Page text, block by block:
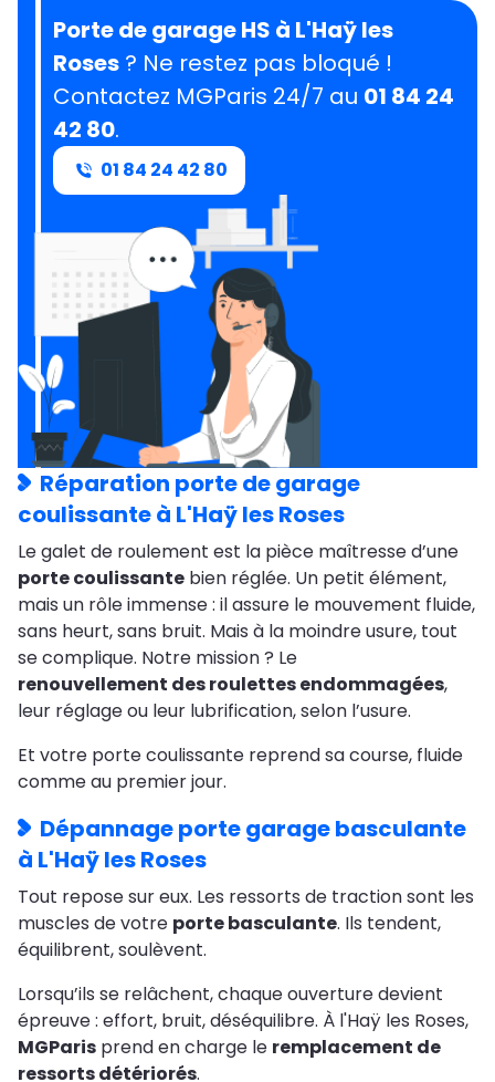
Porte de garage HS à L'Haÿ les
Roses ? Ne restez pas bloqué !
Contactez MGParis 24/7 au 01 84 24
42 80.
01 84 24 42 80
Réparation porte de garage
coulissante à L'Haÿ les Roses
Le galet de roulement est la pièce maîtresse d’une
porte coulissante bien réglée. Un petit élément,
mais un rôle immense : il assure le mouvement fluide,
sans heurt, sans bruit. Mais à la moindre usure, tout
se complique. Notre mission ? Le
renouvellement des roulettes endommagées,
leur réglage ou leur lubrification, selon l’usure.
Et votre porte coulissante reprend sa course, fluide
comme au premier jour.
Dépannage porte garage basculante
à L'Haÿ les Roses
Tout repose sur eux. Les ressorts de traction sont les
muscles de votre porte basculante. Ils tendent,
équilibrent, soulèvent.
Lorsqu’ils se relâchent, chaque ouverture devient
épreuve : effort, bruit, déséquilibre. À l'Haÿ les Roses,
MGParis prend en charge le remplacement de
ressorts détériorés.